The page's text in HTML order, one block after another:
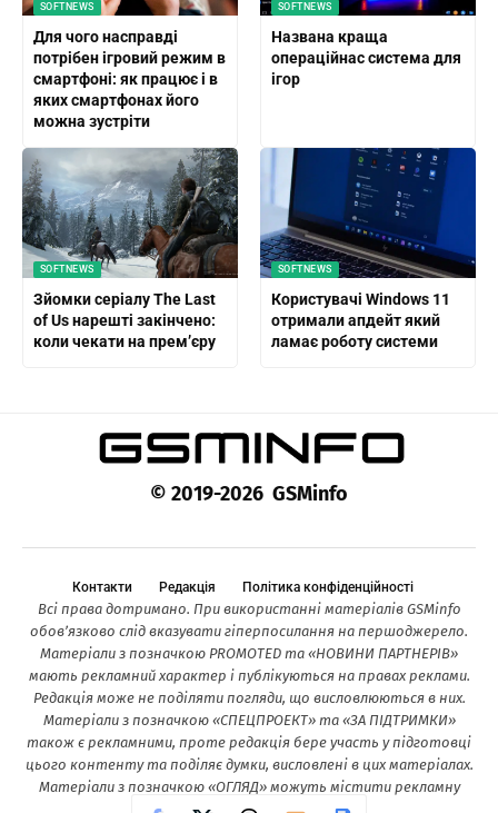
SOFTNEWS
Для чого насправді
потрібен ігровий режим в
смартфоні: як працює і в
яких смартфонах його
можна зустріти
SOFTNEWS
Названа краща
операційнас система для
ігор
SOFTNEWS
Зйомки серіалу The Last
of Us нарешті закінчено:
коли чекати на прем’єру
SOFTNEWS
Користувачі Windows 11
отримали апдейт який
ламає роботу системи
© 2019-2026 GSMinfo
Контакти Редакція Політика конфіденційності
Всі права дотримано. При використанні матеріалів GSMinfo
обов’язково слід вказувати гіперпосилання на першоджерело.
Матеріали з позначкою PROMOTED та «НОВИНИ ПАРТНЕРІВ»
мають рекламний характер і публікуються на правах реклами.
Редакція може не поділяти погляди, що висловлюються в них.
Матеріали з позначкою «СПЕЦПРОЕКТ» та «ЗА ПІДТРИМКИ»
також є рекламними, проте редакція бере участь у підготовці
цього контенту та поділяє думки, висловлені в цих матеріалах.
Матеріали з позначкою «ОГЛЯД» можуть містити рекламну
інформацію.